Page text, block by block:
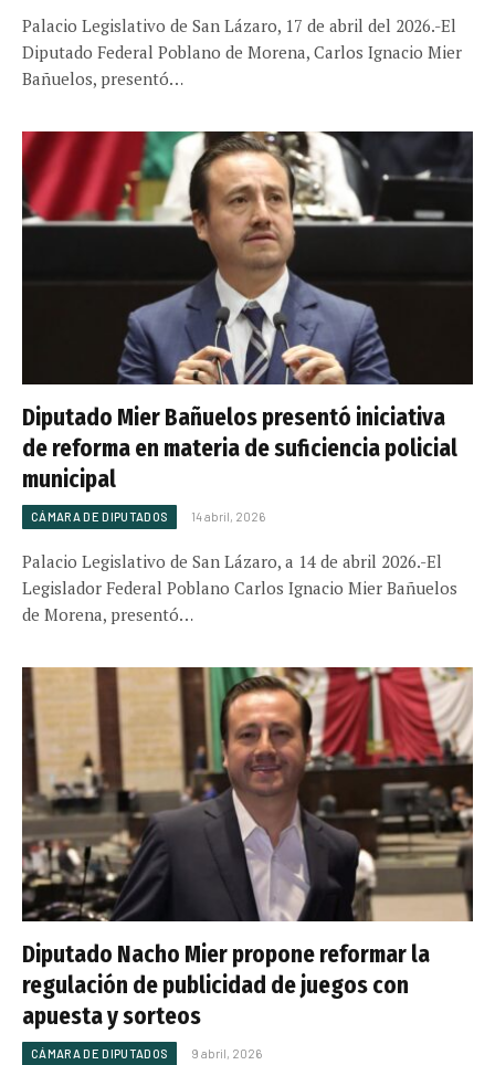
Palacio Legislativo de San Lázaro, 17 de abril del 2026.-El
Diputado Federal Poblano de Morena, Carlos Ignacio Mier
Bañuelos, presentó…
Diputado Mier Bañuelos presentó iniciativa
de reforma en materia de suficiencia policial
municipal
CÁMARA DE DIPUTADOS 14 abril, 2026
Palacio Legislativo de San Lázaro, a 14 de abril 2026.-El
Legislador Federal Poblano Carlos Ignacio Mier Bañuelos
de Morena, presentó…
Diputado Nacho Mier propone reformar la
regulación de publicidad de juegos con
apuesta y sorteos
CÁMARA DE DIPUTADOS 9 abril, 2026